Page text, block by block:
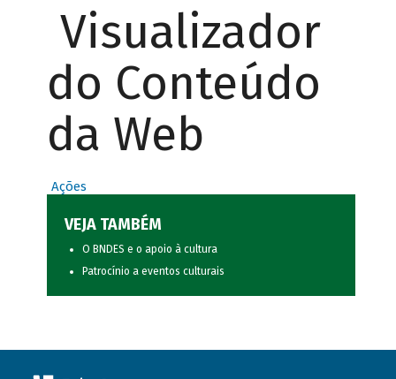
Visualizador
do Conteúdo
da Web
Ações
VEJA TAMBÉM
O BNDES e o apoio à cultura
Patrocínio a eventos culturais